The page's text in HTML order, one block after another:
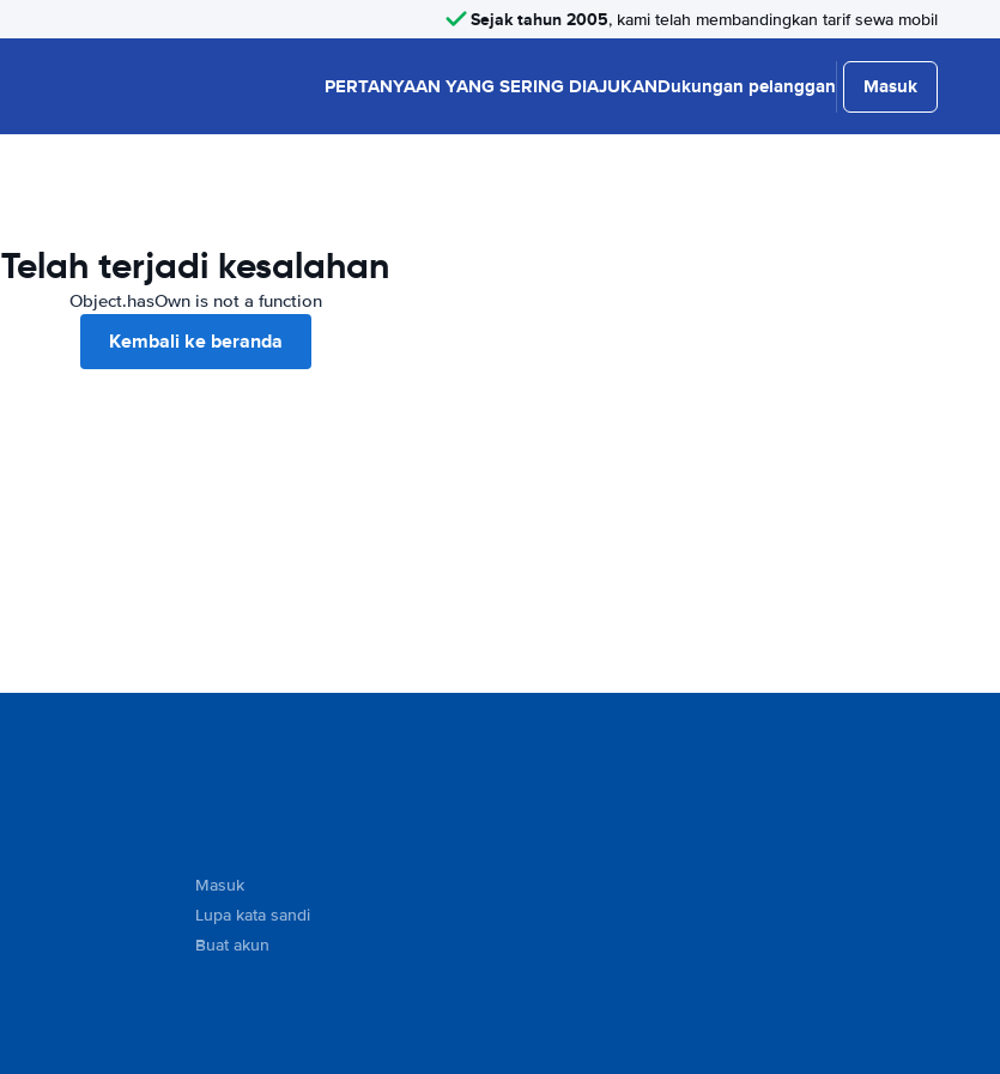
Sejak tahun 2005, kami telah membandingkan tarif sewa mobil
PERTANYAAN YANG SERING DIAJUKANDukungan pelanggan Masuk
Telah terjadi kesalahan
Object.hasOwn is not a function
Kembali ke beranda
Masuk
Lupa kata sandi
Buat akun